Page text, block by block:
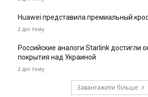
Huawei представила премиальный
2 дні тому
Российские аналоги Starlink достигли
покрытия над Украиной
2 дні тому
Завантажити більше